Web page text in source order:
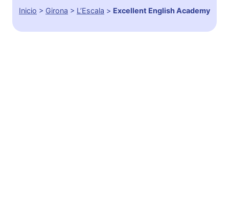
Inicio > Girona > L’Escala > Excellent English Academy